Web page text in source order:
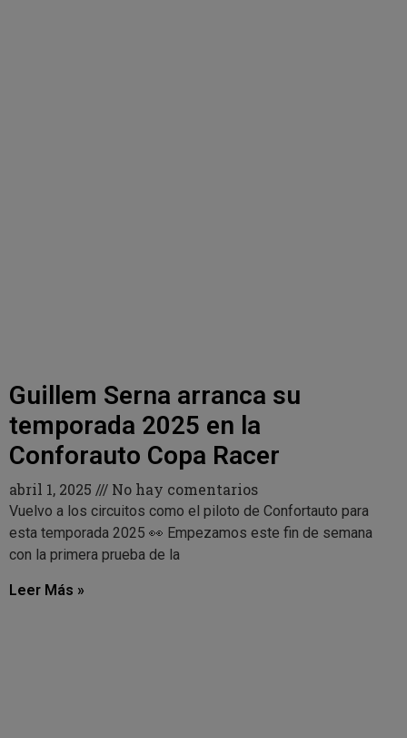
Guillem Serna arranca su
temporada 2025 en la
Conforauto Copa Racer
abril 1, 2025 No hay comentarios
Vuelvo a los circuitos como el piloto de Confortauto para
esta temporada 2025 👀 Empezamos este fin de semana
con la primera prueba de la
Leer Más »